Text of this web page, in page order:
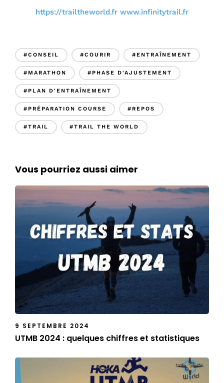
https://trailtheworld.fr www.infinitytrail.fr
#CONSEIL #COURIR #ENTRAÎNEMENT
#MARATHON #PHASE D'AJUSTEMENT
#PLAN D'ENTRAÎNEMENT
#PRÉPARATION COURSE #REPOS
#TRAIL #TRAIL THE WORLD
Vous pourriez aussi aimer
9 SEPTEMBRE 2024
UTMB 2024 : quelques chiffres et statistiques